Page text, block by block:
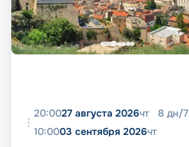
20:0027 августа 2026чт 8 дн/7
10:0003 сентября 2026чт